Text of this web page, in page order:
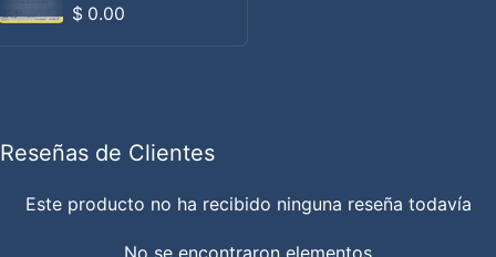
Precio habitual
$ 0.00
Reseñas de Clientes
Este producto no ha recibido ninguna reseña todavía